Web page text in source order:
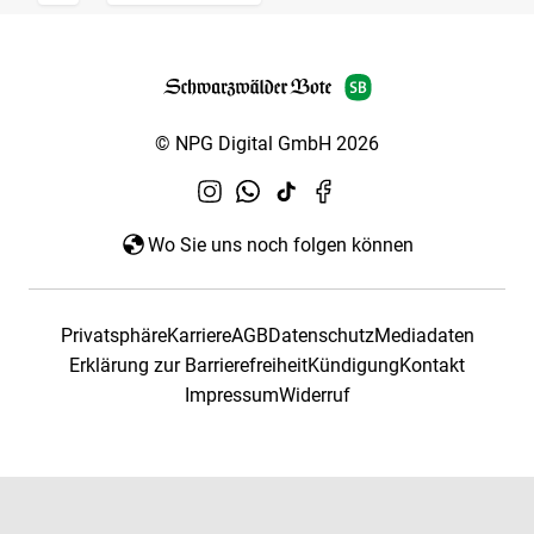
© NPG Digital GmbH 2026
Wo Sie uns noch folgen können
PrivatsphäreKarriereAGBDatenschutzMediadaten
Erklärung zur BarrierefreiheitKündigungKontakt
ImpressumWiderruf